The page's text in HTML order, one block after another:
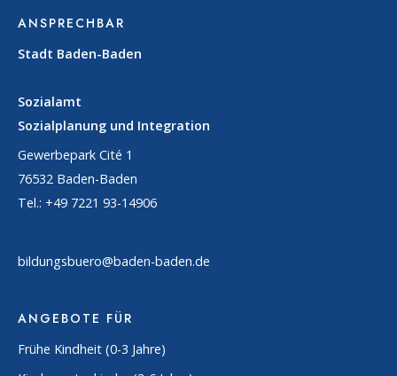
ANSPRECHBAR
Stadt Baden-Baden
Sozialamt
Sozialplanung und Integration
Gewerbepark Cité 1
76532 Baden-Baden
Tel.: +49 7221 93-14906
bildungsbuero@baden-baden.de
ANGEBOTE FÜR
Frühe Kindheit (0-3 Jahre)